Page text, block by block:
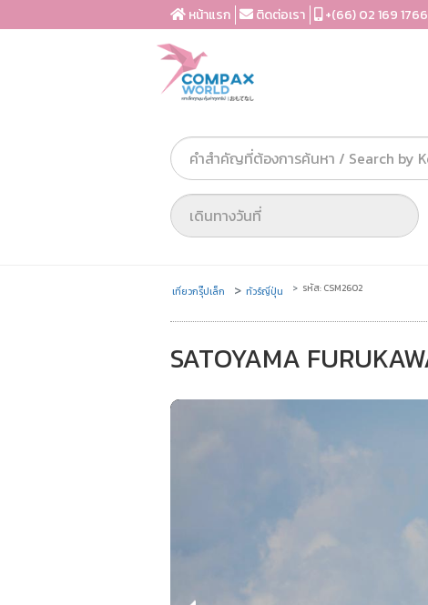
หน้าแรก ติดต่อเรา +(66) 02 169
เที่ยวกรุ๊ปเล็ก ทัวร์ญี่ปุ่น รหัส: CSM2602
SATOYAMA